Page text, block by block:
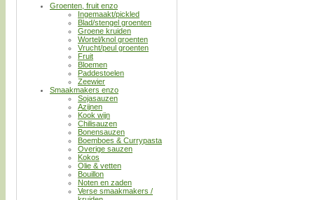
Groenten, fruit enzo
Ingemaakt/pickled
Blad/stengel groenten
Groene kruiden
Wortel/knol groenten
Vrucht/peul groenten
Fruit
Bloemen
Paddestoelen
Zeewier
Smaakmakers enzo
Sojasauzen
Azijnen
Kook wijn
Chilisauzen
Bonensauzen
Boemboes & Currypasta
Overige sauzen
Kokos
Olie & vetten
Bouillon
Noten en zaden
Verse smaakmakers /